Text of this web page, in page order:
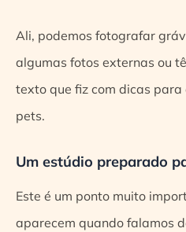
Ali, podemos fotografar
algumas fotos externas ou
texto que fiz com dicas
pets.
Um estúdio preparado
Este é um ponto muito
aparecem quando falamos